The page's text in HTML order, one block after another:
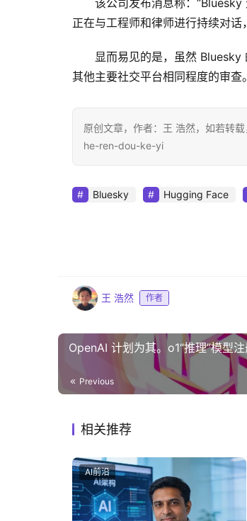
正在与工程师和律师进行持续对
显而易见的是，虽然 Bluesky
其他主要社交平台相同程度的审查。
原创文章，作者：王 浩然，如若
he-ren-dou-ke-yi
Bluesky Hugging Face
王 浩然 作者
OpenAI 计划为其。o1“推理”模型
Previous
相关推荐
AI前沿